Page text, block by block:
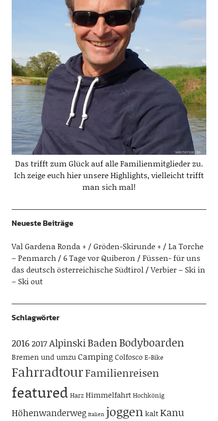
Das trifft zum Glück auf alle Familienmitglieder zu.
Ich zeige euch hier unsere Highlights, vielleicht trifft
man sich mal!
Neueste Beiträge
Val Gardena Ronda + / Gröden-Skirunde +
La Torche
– Penmarch
6 Tage vor Quiberon
Füssen- für uns
das deutsch österreichische Südtirol
Verbier – Ski in
– Ski out
Schlagwörter
2016 2017AlpinskiBaden Bodyboarden
Bremen und umzuCampingColfosco E-Bike
FahrradtourFamilienreisen
featured Harz Himmelfahrt Hochkönig
Höhenwanderweg Italien joggenkaltKanu